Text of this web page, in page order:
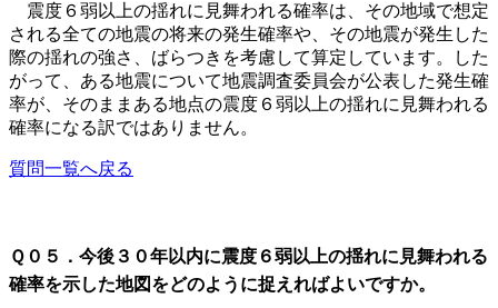
震度６弱以上の揺れに見舞われる確率は、その地域で想定
される全ての地震の将来の発生確率や、その地震が発生した
際の揺れの強さ、ばらつきを考慮して算定しています。した
がって、ある地震について地震調査委員会が公表した発生確
率が、そのままある地点の震度６弱以上の揺れに見舞われる
確率になる訳ではありません。
質問一覧へ戻る
Ｑ０５．今後３０年以内に震度６弱以上の揺れに見舞われる
確率を示した地図をどのように捉えればよいですか。